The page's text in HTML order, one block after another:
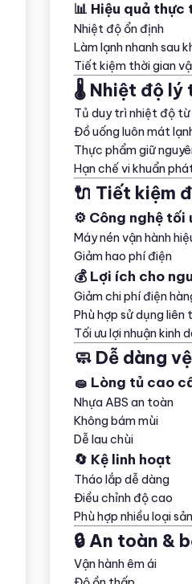
📊 Hiệu quả thực
Nhiệt độ ổn định
Làm lạnh nhanh sau
Tiết kiệm thời gian
🌡️ Nhiệt độ lý
Tủ duy trì nhiệt độ từ
Đồ uống luôn mát
Thực phẩm giữ
Hạn chế vi khuẩn
🔌 Tiết kiệm
⚙️ Công nghệ tối
Máy nén vận hành
Giảm hao phí điện
💰 Lợi ích cho
Giảm chi phí điện
Phù hợp sử dụng liên
Tối ưu lợi nhuận kinh
🧼 Dễ dàng
🧽 Lòng tủ cao
Nhựa ABS an toàn
Không bám mùi
Dễ lau chùi
🔄 Kệ linh hoạt
Tháo lắp dễ dàng
Điều chỉnh độ cao
Phù hợp nhiều loại
🔒 An toàn &
Vận hành êm ái